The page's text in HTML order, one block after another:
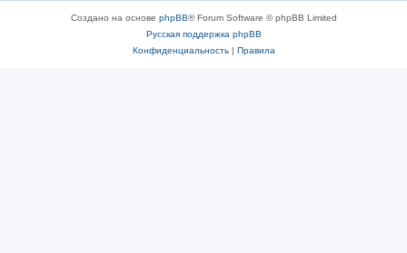
Создано на основе phpBB® Forum Software © phpBB Limited
Русская поддержка phpBB
Конфиденциальность| Правила